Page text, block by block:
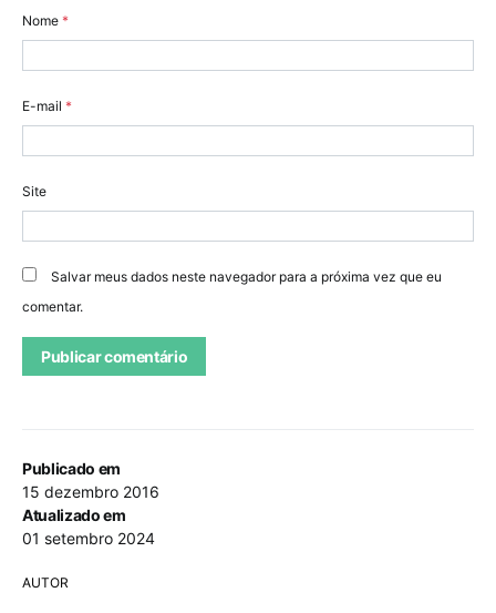
Publicado em
15 dezembro 2016
Atualizado em
01 setembro 2024
AUTOR
Nome *
E-mail *
Site
Salvar meus dados neste navegador para a próxima vez que eu
comentar.